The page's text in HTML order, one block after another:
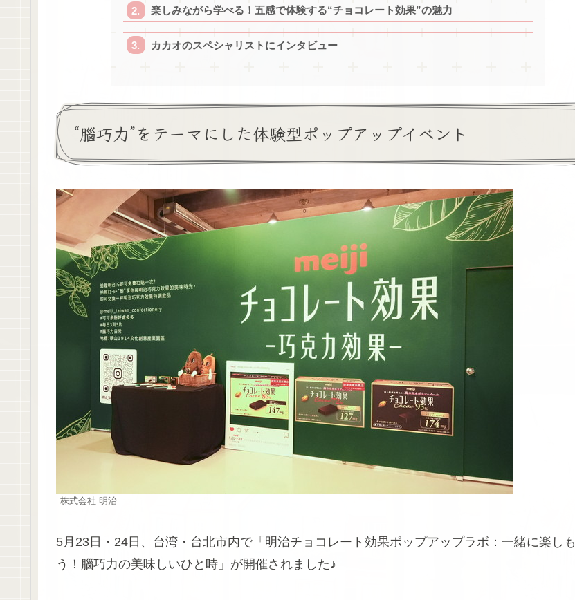
楽しみながら学べる！五感で体験する“チョコレート効果”の魅力
カカオのスペシャリストにインタビュー
“腦巧力”をテーマにした体験型ポップアップイベント
株式会社 明治
5月23日・24日、台湾・台北市内で「明治チョコレート効果ポップアップラボ：一緒に楽しも
う！腦巧力の美味しいひと時」が開催されました♪